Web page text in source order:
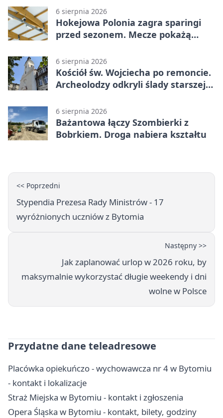
6 sierpnia 2026
Hokejowa Polonia zagra sparingi
przed sezonem. Mecze pokażą
6 sierpnia 2026
Kościół św. Wojciecha po remoncie.
Archeolodzy odkryli ślady starszej
6 sierpnia 2026
Bażantowa łączy Szombierki z
Bobrkiem. Droga nabiera kształtu
<< Poprzedni
Stypendia Prezesa Rady Ministrów - 17
wyróżnionych uczniów z Bytomia
Następny >>
Jak zaplanować urlop w 2026 roku, by
maksymalnie wykorzystać długie weekendy i dni
wolne w Polsce
Przydatne dane teleadresowe
Placówka opiekuńczo - wychowawcza nr 4 w Bytomiu
- kontakt i lokalizacje
Straż Miejska w Bytomiu - kontakt i zgłoszenia
Opera Śląska w Bytomiu - kontakt, bilety, godziny